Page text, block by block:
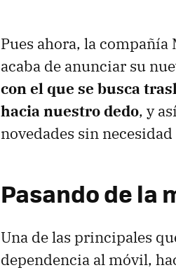
Pues ahora, la compañía
acaba de anunciar su
con el que se busca
hacia nuestro dedo, y
novedades sin
Pasando de la
Una de las principales
dependencia al móvil,